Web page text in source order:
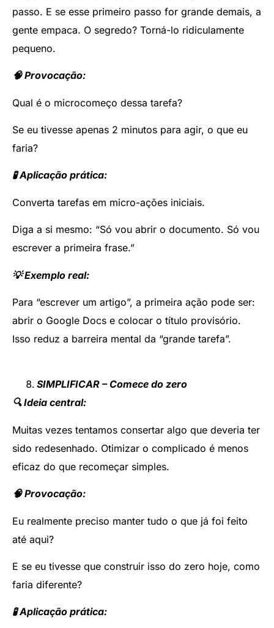
passo. E se esse primeiro passo for grande demais, a
gente empaca. O segredo? Torná-lo ridiculamente
pequeno.
🧠 Provocação:
Qual é o microcomeço dessa tarefa?
Se eu tivesse apenas 2 minutos para agir, o que eu
faria?
🧪 Aplicação prática:
Converta tarefas em micro-ações iniciais.
Diga a si mesmo: “Só vou abrir o documento. Só vou
escrever a primeira frase.”
💡 Exemplo real:
Para “escrever um artigo”, a primeira ação pode ser:
abrir o Google Docs e colocar o título provisório.
Isso reduz a barreira mental da “grande tarefa”.
SIMPLIFICAR – Comece do zero
🔍 Ideia central:
Muitas vezes tentamos consertar algo que deveria ter
sido redesenhado. Otimizar o complicado é menos
eficaz do que recomeçar simples.
🧠 Provocação:
Eu realmente preciso manter tudo o que já foi feito
até aqui?
E se eu tivesse que construir isso do zero hoje, como
faria diferente?
🧪 Aplicação prática: